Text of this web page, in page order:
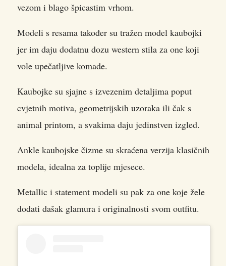
vezom i blago špicastim vrhom.
Modeli s resama također su tražen model kaubojki
jer im daju dodatnu dozu western stila za one koji
vole upečatljive komade.
Kaubojke su sjajne s izvezenim detaljima poput
cvjetnih motiva, geometrijskih uzoraka ili čak s
animal printom, a svakima daju jedinstven izgled.
Ankle kaubojske čizme su skraćena verzija klasičnih
modela, idealna za toplije mjesece.
Metallic i statement modeli su pak za one koje žele
dodati dašak glamura i originalnosti svom outfitu.